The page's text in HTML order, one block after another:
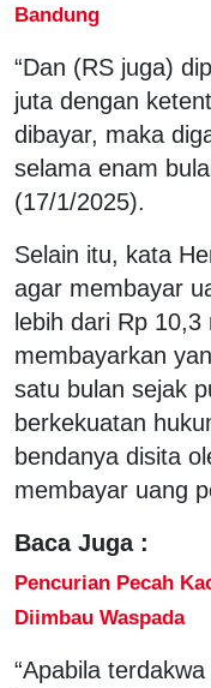
Bandung
“Dan (RS juga)
juta dengan
dibayar, maka
selama enam
(17/1/2025).
Selain itu, kata
agar membayar
lebih dari Rp
membayarkan
satu bulan sejak
berkekuatan
bendanya disita
membayar uang
Baca Juga :
Pencurian Pecah
Diimbau Waspada
“Apabila